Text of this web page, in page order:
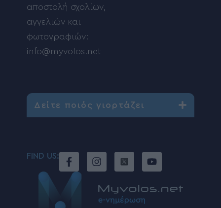
αποστολή σχολίων,
αγγελιών και
φωτογραφιών:
info@myvolos.net
Δείτε ποιός γιορτάζει
FIND US: